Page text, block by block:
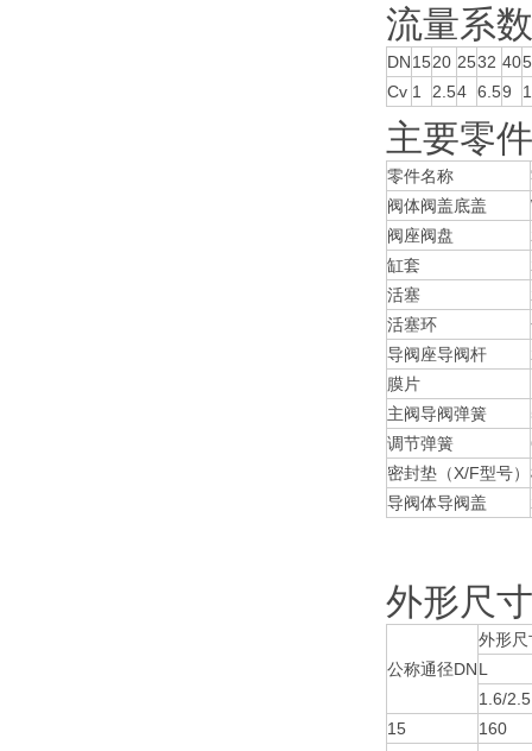
流量系
DN1520 2532 40
Cv 1 2.54 6.59
主要零
零件名称
阀体阀盖底盖
阀座阀盘
缸套
活塞
活塞环
导阀座导阀杆
膜片
主阀导阀弹簧
调节弹簧
密封垫（X/F型号）
导阀体导阀盖
外形尺
公称通径DN
外形尺
L
1.6/
15
160